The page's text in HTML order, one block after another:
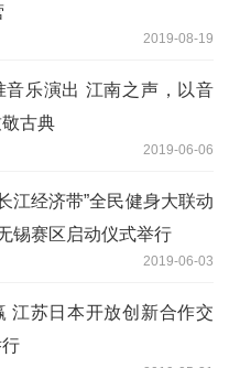
2019-08-19
音乐演出 江南之声，以音
古典
2019-06-06
江经济带”全民健身大联动
锡赛区启动仪式举行
2019-06-03
江苏日本开放创新合作交